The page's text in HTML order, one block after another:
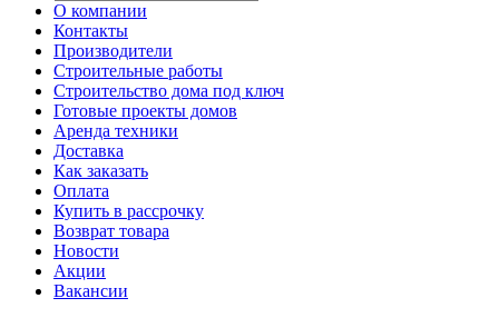
О компании
Контакты
Производители
Строительные работы
Строительство дома под ключ
Готовые проекты домов
Аренда техники
Доставка
Как заказать
Оплата
Купить в рассрочку
Возврат товара
Новости
Акции
Вакансии